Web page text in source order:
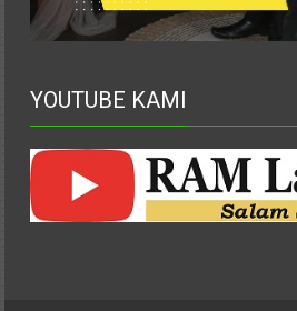
Bali,
Surabaya,
Sukoharjo,
Mungkid,
Purworejo,
Daerah
Istimewa
Yogyakarta,
YOUTUBE KAMI